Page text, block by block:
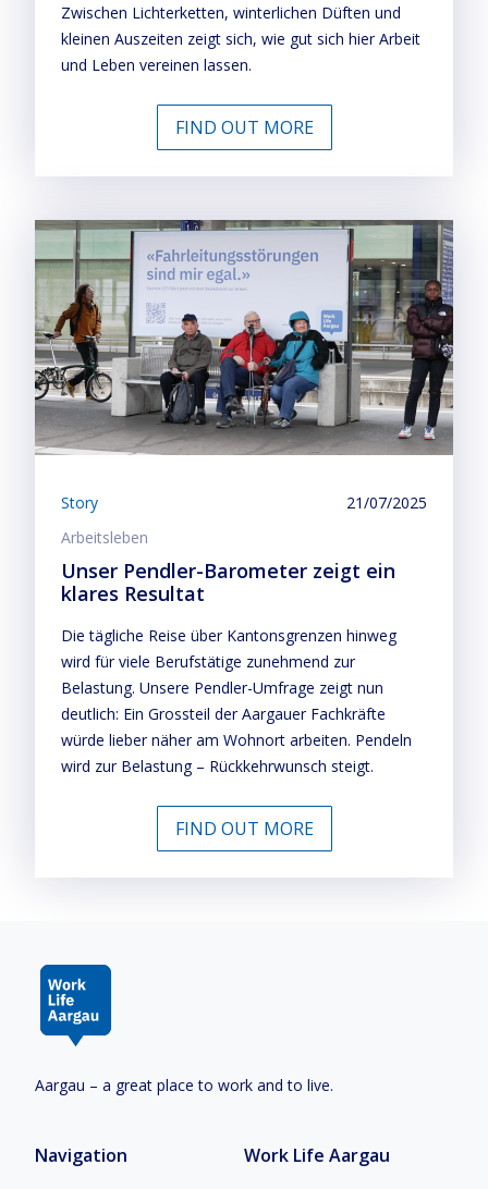
Zwischen Lichterketten, winterlichen Düften und
kleinen Auszeiten zeigt sich, wie gut sich hier Arbeit
und Leben vereinen lassen.
FIND OUT MORE
Story
21/07/2025
Arbeitsleben
Unser Pendler-Barometer zeigt ein
klares Resultat
Die tägliche Reise über Kantonsgrenzen hinweg
wird für viele Berufstätige zunehmend zur
Belastung. Unsere Pendler-Umfrage zeigt nun
deutlich: Ein Grossteil der Aargauer Fachkräfte
würde lieber näher am Wohnort arbeiten. Pendeln
wird zur Belastung – Rückkehrwunsch steigt.
FIND OUT MORE
Aargau – a great place to work and to live.
Navigation Work Life Aargau